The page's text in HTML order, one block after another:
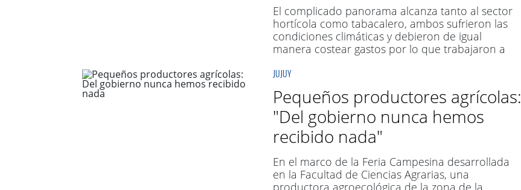
El complicado panorama alcanza tanto al sector
hortícola como tabacalero, ambos sufrieron las
condiciones climáticas y debieron de igual
manera costear gastos por lo que trabajaron a
JUJUY
Pequeños productores agrícolas:
"Del gobierno nunca hemos
recibido nada"
En el marco de la Feria Campesina desarrollada
en la Facultad de Ciencias Agrarias, una
productora agroecológica de la zona de la